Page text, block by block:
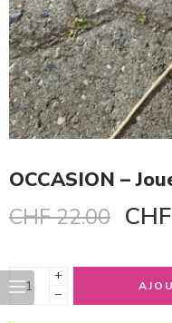
OCCASION –
CHF22.00 CHF
+
−